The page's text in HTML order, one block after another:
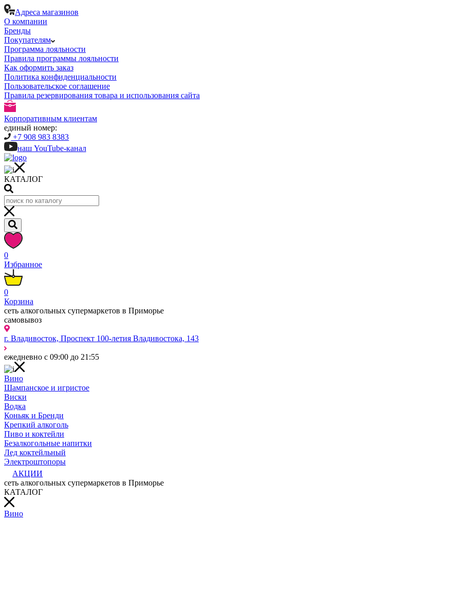
Адреса магазинов
О компании
Бренды
Покупателям
Программа лояльности
Правила программы лояльности
Как оформить заказ
Политика конфиденциальности
Пользовательское соглашение
Правила резервирования товара и использования сайта
Корпоративным клиентам
единый номер:
+7 908 983 8383
наш YouTube-канал
КАТАЛОГ
0
Избранное
0
Корзина
сеть алкогольных супермаркетов в Приморье
самовывоз
г. Владивосток, Проспект 100-летия Владивостока, 143
ежедневно с 09:00 до 21:55
Вино
Шампанское и игристое
Виски
Водка
Коньяк и Бренди
Крепкий алкоголь
Пиво и коктейли
Безалкогольные напитки
Лед коктейльный
Электроштопоры
АКЦИИ
сеть алкогольных супермаркетов в Приморье
КАТАЛОГ
Вино